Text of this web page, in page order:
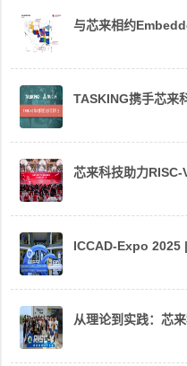
与芯来相约
TASKING携手芯来
芯来科技助力
ICCAD-Expo 2025
从理论到实践：芯